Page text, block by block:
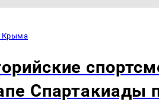
Крыма
Спартакиады